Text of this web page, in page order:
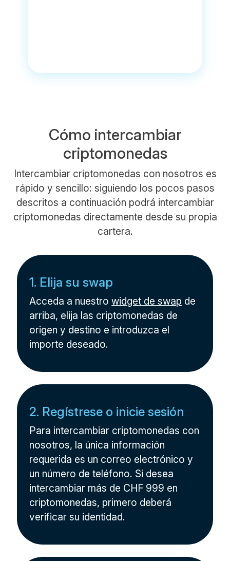
Cómo intercambiar
criptomonedas
Intercambiar criptomonedas con nosotros es
rápido y sencillo: siguiendo los pocos pasos
descritos a continuación podrá intercambiar
criptomonedas directamente desde su propia
cartera.
1. Elija su swap
Acceda a nuestrowidget de swap de
arriba, elija las criptomonedas de
origen y destino e introduzca el
importe deseado.
2. Regístrese o inicie sesión
Para intercambiar criptomonedas con
nosotros, la única información
requerida es un correo electrónico y
un número de teléfono. Si desea
intercambiar más de CHF 999 en
criptomonedas, primero deberá
verificar su identidad.